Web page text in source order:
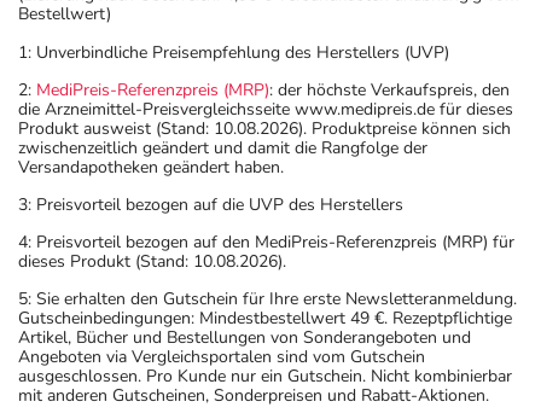
Bestellwert)
1: Unverbindliche Preisempfehlung des Herstellers (UVP)
2: MediPreis-Referenzpreis (MRP): der höchste Verkaufspreis, den
die Arzneimittel-Preisvergleichsseite www.medipreis.de für dieses
Produkt ausweist (Stand: 10.08.2026). Produktpreise können sich
zwischenzeitlich geändert und damit die Rangfolge der
Versandapotheken geändert haben.
3: Preisvorteil bezogen auf die UVP des Herstellers
4: Preisvorteil bezogen auf den MediPreis-Referenzpreis (MRP) für
dieses Produkt (Stand: 10.08.2026).
5: Sie erhalten den Gutschein für Ihre erste Newsletteranmeldung.
Gutscheinbedingungen: Mindestbestellwert 49 €. Rezeptpflichtige
Artikel, Bücher und Bestellungen von Sonderangeboten und
Angeboten via Vergleichsportalen sind vom Gutschein
ausgeschlossen. Pro Kunde nur ein Gutschein. Nicht kombinierbar
mit anderen Gutscheinen, Sonderpreisen und Rabatt-Aktionen.